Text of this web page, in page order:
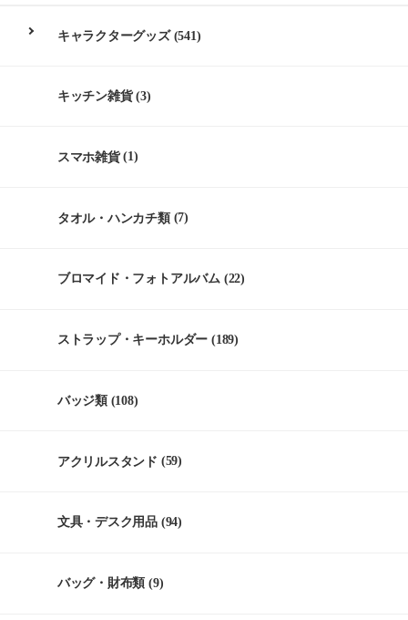
キャラクターグッズ(541)
キッチン雑貨(3)
スマホ雑貨(1)
タオル・ハンカチ類(7)
ブロマイド・フォトアルバム (22)
ストラップ・キーホルダー (189)
バッジ類(108)
アクリルスタンド (59)
文具・デスク用品 (94)
バッグ・財布類 (9)